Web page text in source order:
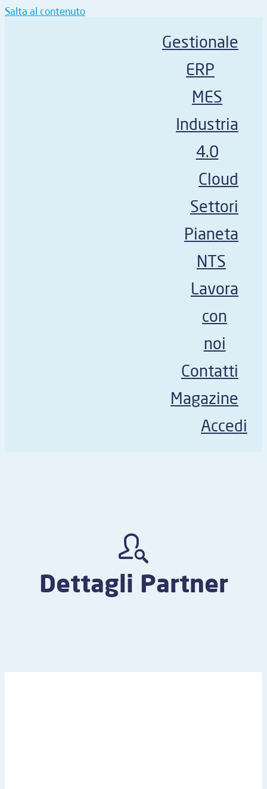
Salta al contenuto
Gestionale
ERP
MES
Industria
4.0
Cloud
Settori
Pianeta
NTS
Lavora
con
noi
Contatti
Magazine
Accedi
Dettagli Partner